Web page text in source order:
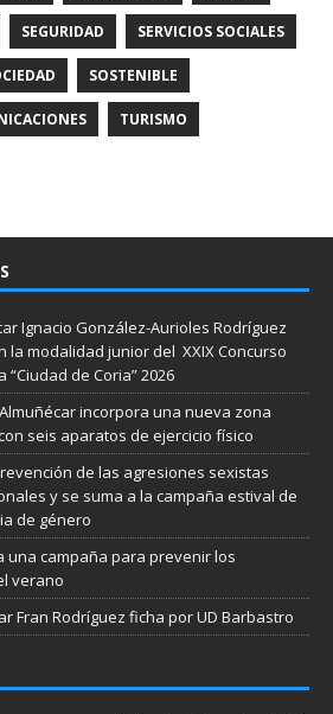
SEGURIDAD SERVICIOS SOCIALES
SOSTENIBLE
TURISMO
Ignacio González-Aurioles Rodríguez
la modalidad junior del XXIX Concurso
de Coria” 2026
incorpora una nueva zona
seis aparatos de ejercicio físico
de las agresiones sexistas
y se suma a la campaña estival de
de género
una campaña para prevenir los
verano
Fran Rodríguez ficha por UD Barbastro